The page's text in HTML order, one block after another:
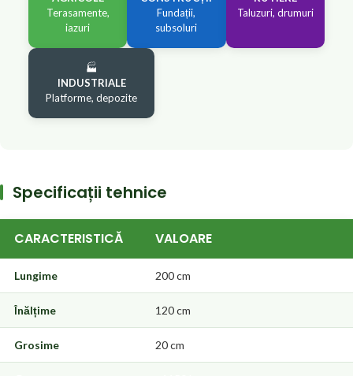
Terasamente,
iazuri
Fundații,
subsoluri
Taluzuri, drumuri
🏭
INDUSTRIALE
Platforme, depozite
Specificații tehnice
CARACTERISTICĂ VALOARE
Lungime 200 cm
Înălțime 120 cm
Grosime 20 cm